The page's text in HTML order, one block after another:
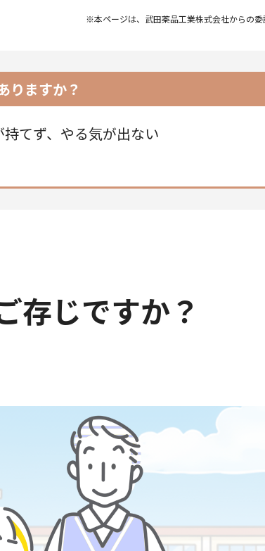
※本ページは、武田薬品工業株式会社からの委
りますか？
てず、やる気が出ない
存じですか？